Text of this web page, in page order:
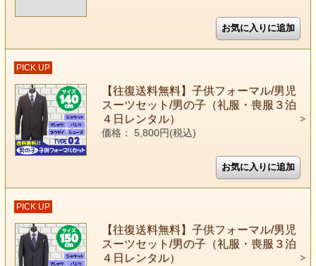
PICK UP
【往復送料無料】子供フォーマル/男児
スーツセット/男の子（礼服・喪服３泊
４日レンタル）
価格： 5,800円(税込)
PICK UP
【往復送料無料】子供フォーマル/男児
スーツセット/男の子（礼服・喪服３泊
４日レンタル）